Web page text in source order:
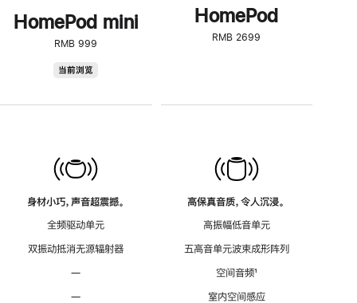
HomePod mini
RMB 999
当前浏览
身材小巧，声音超震撼。
全频驱动单元
双振动抵消无源辐射器
—
—
HomePod
RMB 2699
高保真音质，令人沉浸。
高振幅低音单元
五高音单元波束成形阵列
空间音频脚
¹
室内空间感应